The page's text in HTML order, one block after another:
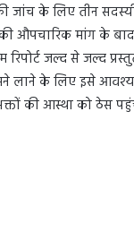
जांच के लिए तीन
औपचारिक मांग के
जल्द से जल्द
लाने के लिए इसे
की आस्था को ठेस